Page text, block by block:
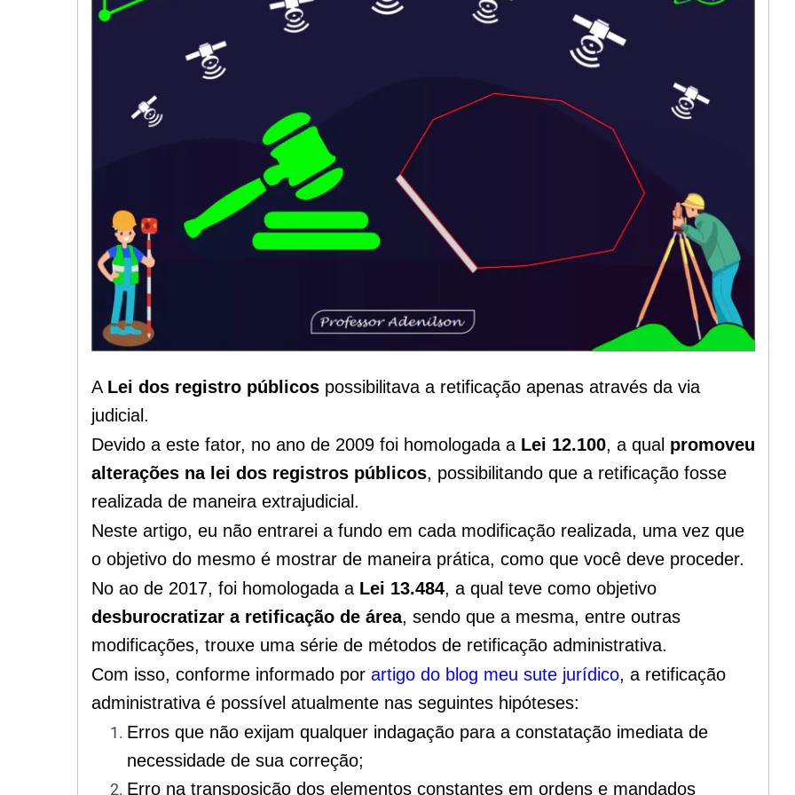
A Lei dos registro públicos possibilitava a retificação apenas através da via
judicial.
Devido a este fator, no ano de 2009 foi homologada a Lei 12.100, a qual promoveu
alterações na lei dos registros públicos, possibilitando que a retificação fosse
realizada de maneira extrajudicial.
Neste artigo, eu não entrarei a fundo em cada modificação realizada, uma vez que
o objetivo do mesmo é mostrar de maneira prática, como que você deve proceder.
No ao de 2017, foi homologada a Lei 13.484, a qual teve como objetivo
desburocratizar a retificação de área, sendo que a mesma, entre outras
modificações, trouxe uma série de métodos de retificação administrativa.
Com isso, conforme informado por artigo do blog meu sute jurídico, a retificação
administrativa é possível atualmente nas seguintes hipóteses:
Erros que não exijam qualquer indagação para a constatação imediata de
necessidade de sua correção;
Erro na transposição dos elementos constantes em ordens e mandados